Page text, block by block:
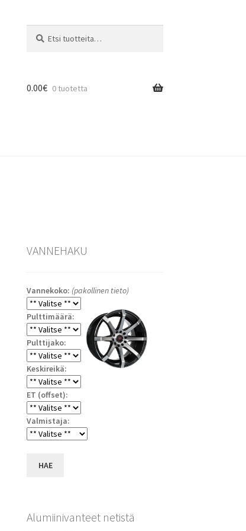
0.00€ 0 tuotetta
VANNEHAKU
Vannekoko: (pakollinen tieto)
Pulttimäärä:
Pulttijako:
Keskireikä:
ET (offset):
Valmistaja:
HAE
Alumiinivanteet netistä